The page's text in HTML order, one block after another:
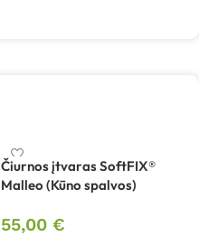
Čiurnos įtvaras SoftFIX®
Malleo (Kūno spalvos)
55,00 €